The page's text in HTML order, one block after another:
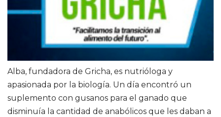
Alba, fundadora de Gricha, es nutrióloga y
apasionada por la biología. Un día encontró un
suplemento con gusanos para el ganado que
disminuía la cantidad de anabólicos que les daban a